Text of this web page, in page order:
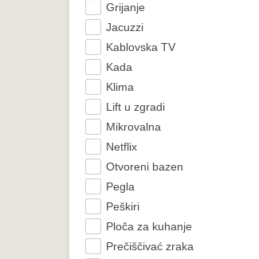
Grijanje
Jacuzzi
Kablovska TV
Kada
Klima
Lift u zgradi
Mikrovalna
Netflix
Otvoreni bazen
Pegla
Peškiri
Ploča za kuhanje
Prečiščivać zraka